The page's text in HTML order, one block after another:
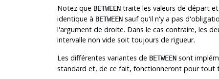
Notez que BETWEENtraite les valeurs de départ
identique à BETWEENsauf qu'il n'y a pas
l'argument de droite. Dans le cas contraire, les
intervalle non vide soit toujours de rigueur.
Les différentes variantes de BETWEENsont
standard et, de ce fait, fonctionneront pour tout